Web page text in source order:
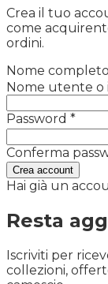
Crea il tuo
come
ordini.
Nome completo
Nome utente o
Password *
Conferma
Crea account
Hai già un
Resta
Iscriviti per
collezioni,